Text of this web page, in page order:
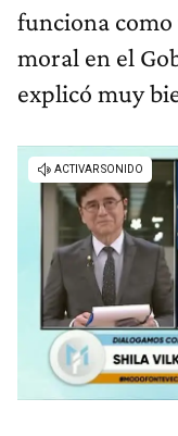
funciona como
moral en el
explicó muy